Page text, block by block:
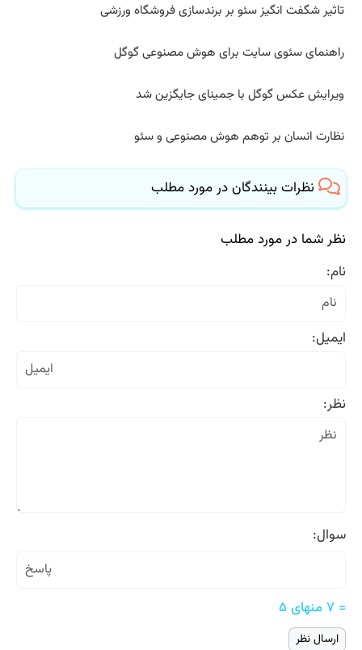
تاثیر شگفت انگیز سئو بر برندسازی فروشگاه ورزشی
راهنمای سئوی سایت برای هوش مصنوعی گوگل
ویرایش عکس گوگل با جمینای جایگزین شد
نظارت انسان بر توهم هوش مصنوعی و سئو
نظرات بینندگان در مورد مطلب
نظر شما در مورد مطلب
نام:
ایمیل:
نظر:
سوال:
= ۷ منهای ۵